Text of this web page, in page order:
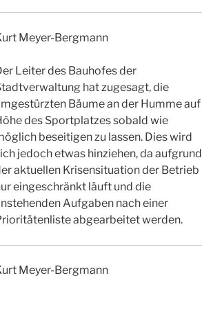
Meyer-Bergmann
Leiter des Bauhofes der
hat zugesagt, die
Bäume an der Humme auf
des Sportplatzes sobald wie
beseitigen zu lassen. Dies wird
jedoch etwas hinziehen, da aufgrund
aktuellen Krisensituation der Betrieb
eingeschränkt läuft und die
Aufgaben nach einer
abgearbeitet werden.
Meyer-Bergmann